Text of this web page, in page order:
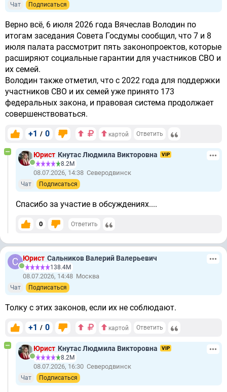
Чат Подписаться
Верно всё, 6 июля 2026 года Вячеслав Володин по
итогам заседания Совета Госдумы сообщил, что 7 и 8
июля палата рассмотрит пять законопроектов, которые
расширяют социальные гарантии для участников СВО и
их семей.
Володин также отметил, что с 2022 года для поддержки
участников СВО и их семей уже принято 173
федеральных закона, и правовая система продолжает
совершенствоваться.
+1 / 0 картой Ответить
Юрист Кнутас Людмила Викторовна VIP
8.2М
08.07.2026, 14:38 Северодвинск
Чат Подписаться
Спасибо за участие в обсуждениях....
0 Ответить
Юрист Сальников Валерий Валерьевич
138.4М
08.07.2026, 14:48 Москва
Чат Подписаться
Толку с этих законов, если их не соблюдают.
+1 / 0 картой Ответить
Юрист Кнутас Людмила Викторовна VIP
8.2М
08.07.2026, 16:30 Северодвинск
Чат Подписаться